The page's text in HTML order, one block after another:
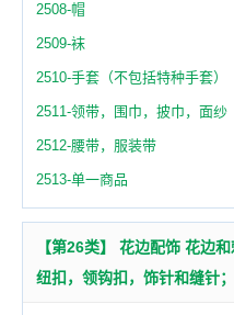
2508-帽
2509-袜
2510-手套（不包括特种手套）
2511-领带，围巾，披巾，面纱
2512-腰带，服装带
2513-单一商品
【第26类】 花边配饰 花边
纽扣，领钩扣，饰针和缝针